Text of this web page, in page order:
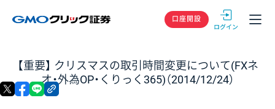
GMOクリック
口座開設
【重要】 クリスマスの取引時間変更について(FXネ
オ・外為OP・くりっく365)（2014/12/24）
X facebook